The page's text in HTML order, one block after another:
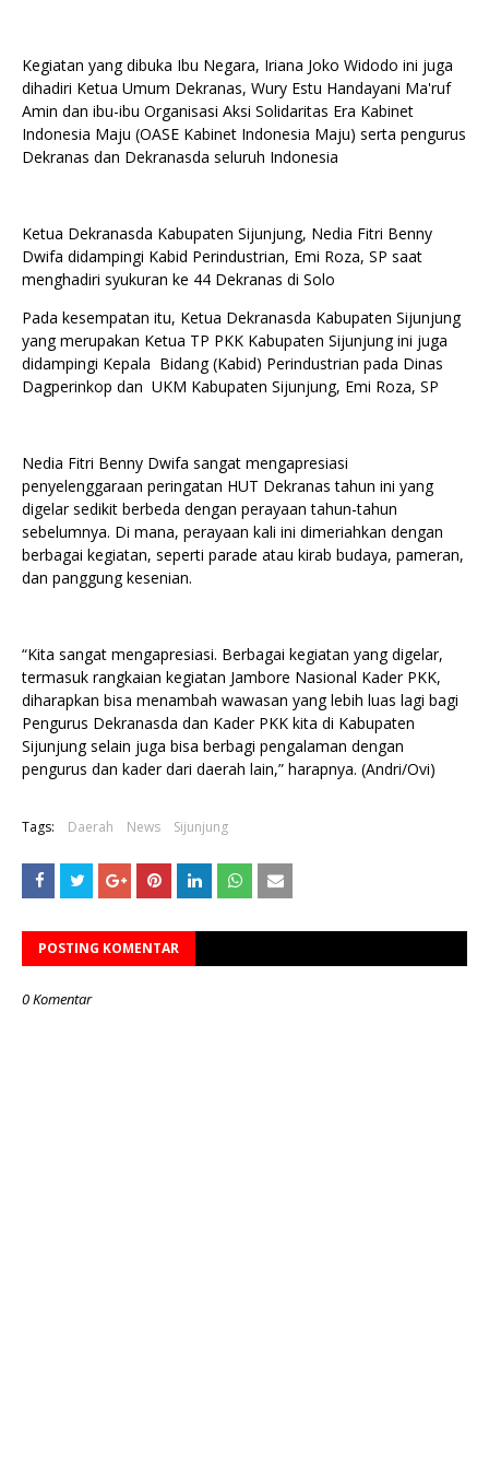
Kegiatan yang dibuka Ibu Negara, Iriana Joko Widodo ini juga
dihadiri Ketua Umum Dekranas, Wury Estu Handayani Ma'ruf
Amin dan ibu-ibu Organisasi Aksi Solidaritas Era Kabinet
Indonesia Maju (OASE Kabinet Indonesia Maju) serta pengurus
Dekranas dan Dekranasda seluruh Indonesia
Ketua Dekranasda Kabupaten Sijunjung, Nedia Fitri Benny
Dwifa didampingi Kabid Perindustrian, Emi Roza, SP saat
menghadiri syukuran ke 44 Dekranas di Solo
Pada kesempatan itu, Ketua Dekranasda Kabupaten Sijunjung
yang merupakan Ketua TP PKK Kabupaten Sijunjung ini juga
didampingi Kepala Bidang (Kabid) Perindustrian pada Dinas
Dagperinkop dan UKM Kabupaten Sijunjung, Emi Roza, SP
Nedia Fitri Benny Dwifa sangat mengapresiasi
penyelenggaraan peringatan HUT Dekranas tahun ini yang
digelar sedikit berbeda dengan perayaan tahun-tahun
sebelumnya. Di mana, perayaan kali ini dimeriahkan dengan
berbagai kegiatan, seperti parade atau kirab budaya, pameran,
dan panggung kesenian.
“Kita sangat mengapresiasi. Berbagai kegiatan yang digelar,
termasuk rangkaian kegiatan Jambore Nasional Kader PKK,
diharapkan bisa menambah wawasan yang lebih luas lagi bagi
Pengurus Dekranasda dan Kader PKK kita di Kabupaten
Sijunjung selain juga bisa berbagi pengalaman dengan
pengurus dan kader dari daerah lain,” harapnya. (Andri/Ovi)
Tags: Daerah News Sijunjung
POSTING KOMENTAR
0 Komentar